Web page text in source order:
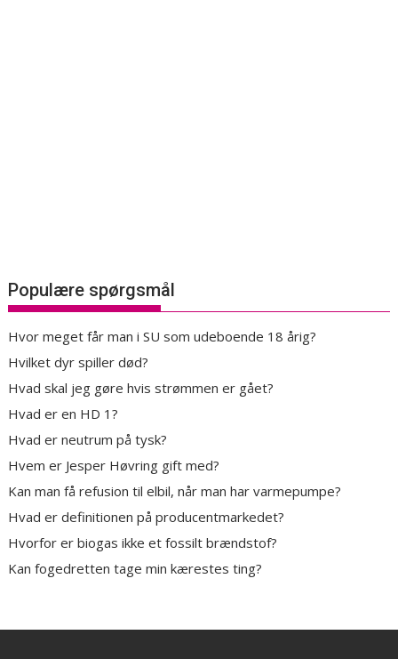
Populære spørgsmål
Hvor meget får man i SU som udeboende 18 årig?
Hvilket dyr spiller død?
Hvad skal jeg gøre hvis strømmen er gået?
Hvad er en HD 1?
Hvad er neutrum på tysk?
Hvem er Jesper Høvring gift med?
Kan man få refusion til elbil, når man har varmepumpe?
Hvad er definitionen på producentmarkedet?
Hvorfor er biogas ikke et fossilt brændstof?
Kan fogedretten tage min kærestes ting?